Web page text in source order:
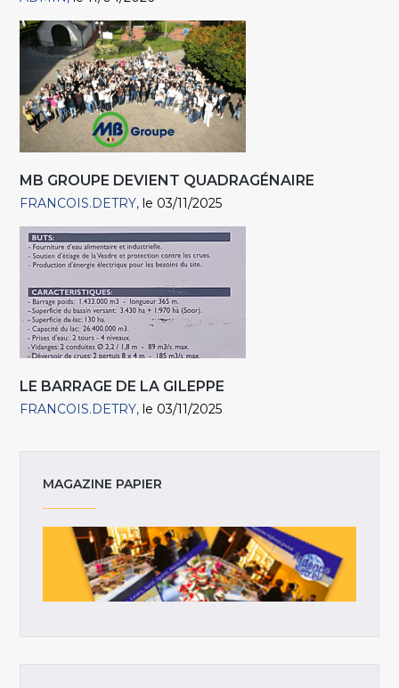
MB GROUPE DEVIENT QUADRAGÉNAIRE
FRANCOIS.DETRY le 03/11/2025
LE BARRAGE DE LA GILEPPE
FRANCOIS.DETRY le 03/11/2025
MAGAZINE PAPIER